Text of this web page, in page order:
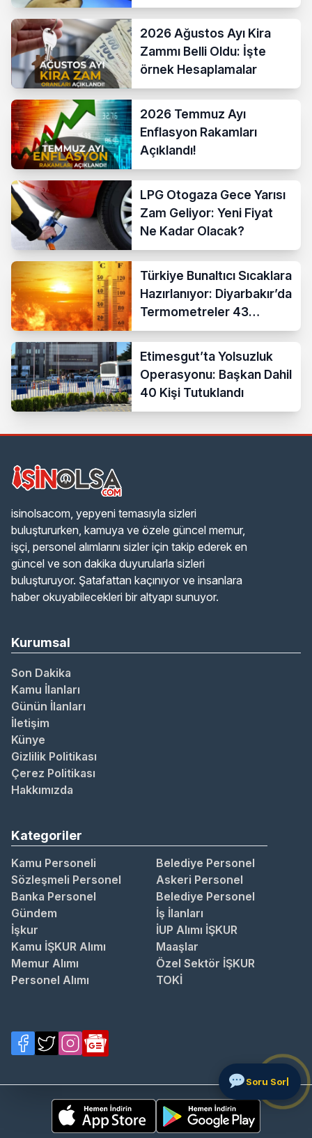
2026 Ağustos Ayı Kira
Zammı Belli Oldu: İşte
örnek Hesaplamalar
2026 Temmuz Ayı
Enflasyon Rakamları
Açıklandı!
LPG Otogaza Gece Yarısı
Zam Geliyor: Yeni Fiyat
Ne Kadar Olacak?
Türkiye Bunaltıcı Sıcaklara
Hazırlanıyor: Diyarbakır’da
Termometreler 43
Dereceyi Gösterecek
Etimesgut’ta Yolsuzluk
Operasyonu: Başkan Dahil
40 Kişi Tutuklandı
isinolsacom, yepyeni temasıyla sizleri
buluştururken, kamuya ve özele güncel memur,
işçi, personel alımlarını sizler için takip ederek en
güncel ve son dakika duyurularla sizleri
buluşturuyor. Şatafattan kaçınıyor ve insanlara
haber okuyabilecekleri bir altyapı sunuyor.
Kurumsal
Son Dakika
Kamu İlanları
Günün İlanları
İletişim
Künye
Gizlilik Politikası
Çerez Politikası
Hakkımızda
Kategoriler
Kamu Personeli
Belediye Personel
Sözleşmeli Personel
Askeri Personel
Banka Personel
Belediye Personel
Gündem
İş İlanları
İşkur
İUP Alımı İŞKUR
Kamu İŞKUR Alımı
Maaşlar
Memur Alımı
Özel Sektör İŞKUR
Personel Alımı
TOKİ